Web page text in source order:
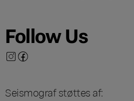
Follow Us
Seismograf støttes af: